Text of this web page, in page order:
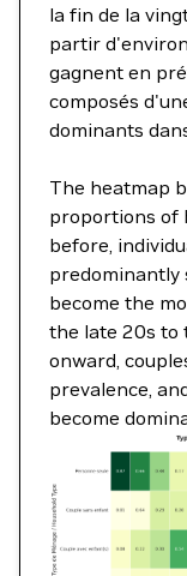
la fin de la
partir
gagnent en
composés
dominants
The heatmap
proportions of
before,
predominantly
become the
the late 20s to
onward,
prevalence,
become